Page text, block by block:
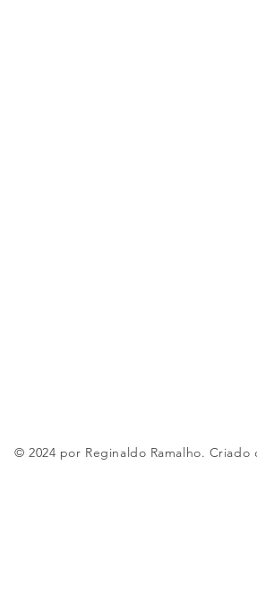
© 2024 por Reginaldo Ramalho.